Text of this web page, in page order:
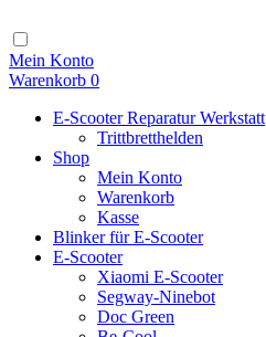
Inhalt
Mein Konto
Warenkorb 0
E-Scooter Reparatur Werkstatt
Trittbretthelden
Shop
Mein Konto
Warenkorb
Kasse
Blinker für E-Scooter
E-Scooter
Xiaomi E-Scooter
Segway-Ninebot
Doc Green